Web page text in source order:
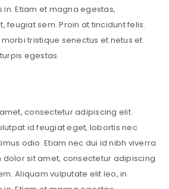
Etiam et magna egestas,
feugiat sem. Proin at tincidunt felis.
tristique senectus et netus et
egestas.
consectetur adipiscing elit.
id feugiat eget, lobortis nec
odio. Etiam nec dui id nibh viverra
dolor sit amet, consectetur adipiscing
Aliquam vulputate elit leo, in